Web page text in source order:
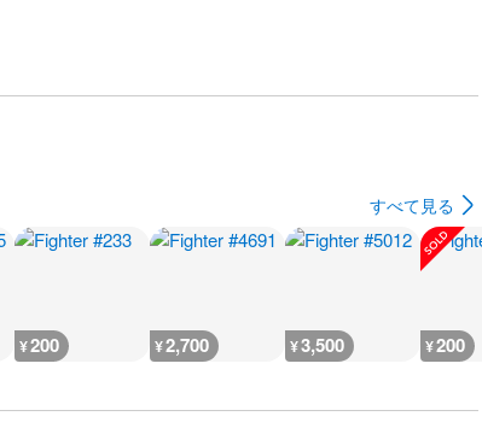
すべて見る
¥200 ¥2,700 ¥3,500 ¥200